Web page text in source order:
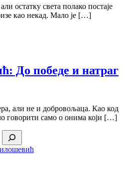
остатку света полако постаје
као некад. Мало је […]
До победе и натраг
али не и добровољаца. Као код
говорити само о онима који […]